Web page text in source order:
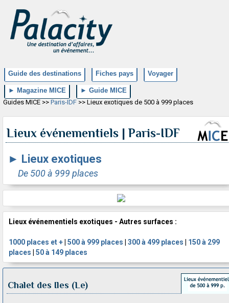
Guide des destinations Fiches pays Voyager
► Magazine MICE
► Guide MICE
Guides MICE >> Paris-IDF >> Lieux exotiques de 500 à 999 places
Lieux événementiels | Paris-IDF
► Lieux exotiques
De 500 à 999 places
Lieux événementiels exotiques - Autres surfaces :
1000 places et + 500 à 999 places 300 à 499 places
150 à 299
places
50 à 149 places
Chalet des Iles (Le)